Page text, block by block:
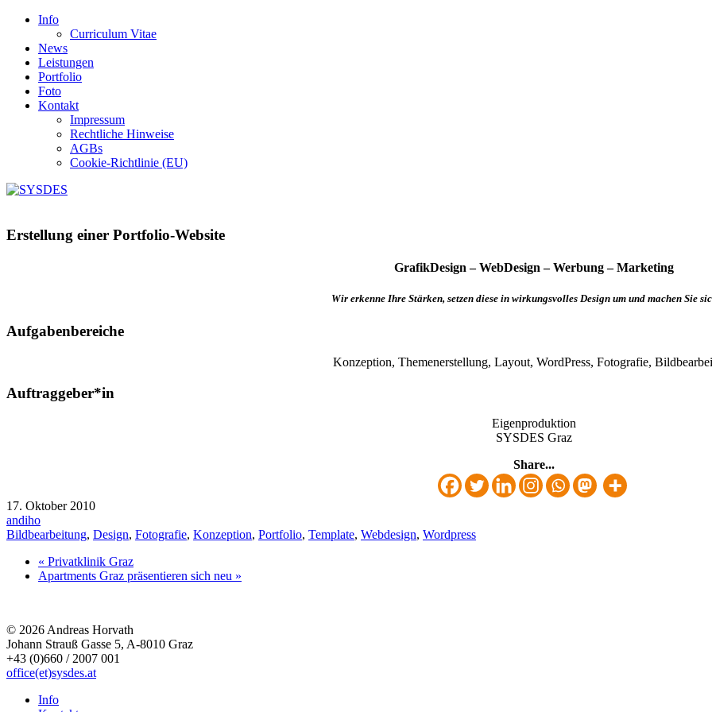
Info
Curriculum Vitae
News
Leistungen
Portfolio
Foto
Kontakt
Impressum
Rechtliche Hinweise
AGBs
Cookie-Richtlinie (EU)
Erstellung einer Portfolio-Website
GrafikDesign – WebDesign – Werbung – Marketing
Wir erkenne Ihre Stärken, setzen diese in wirkungsvolles Design um und machen Sie
Aufgabenbereiche
Konzeption, Themenerstellung, Layout, WordPress, Fotografie,
Auftraggeber*in
Eigenproduktion
SYSDES Graz
Share...
17. Oktober 2010
andiho
Bildbearbeitung, Design, Fotografie, Konzeption, Portfolio, Template, Webdesign, Wordpress
« Privatklinik Graz
Apartments Graz präsentieren sich neu »
© 2026 Andreas Horvath
Johann Strauß Gasse 5, A-8010 Graz
+43 (0)660 / 2007 001
office(et)sysdes.at
Info